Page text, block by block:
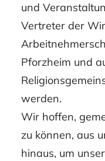
und
Vertreter der
Pforzheim und
werden.
Wir hoffen,
zu können, aus
hinaus, um